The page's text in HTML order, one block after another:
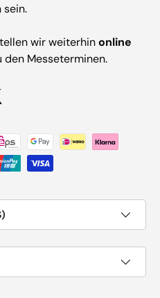
wir weiterhinonline
Messeterminen.